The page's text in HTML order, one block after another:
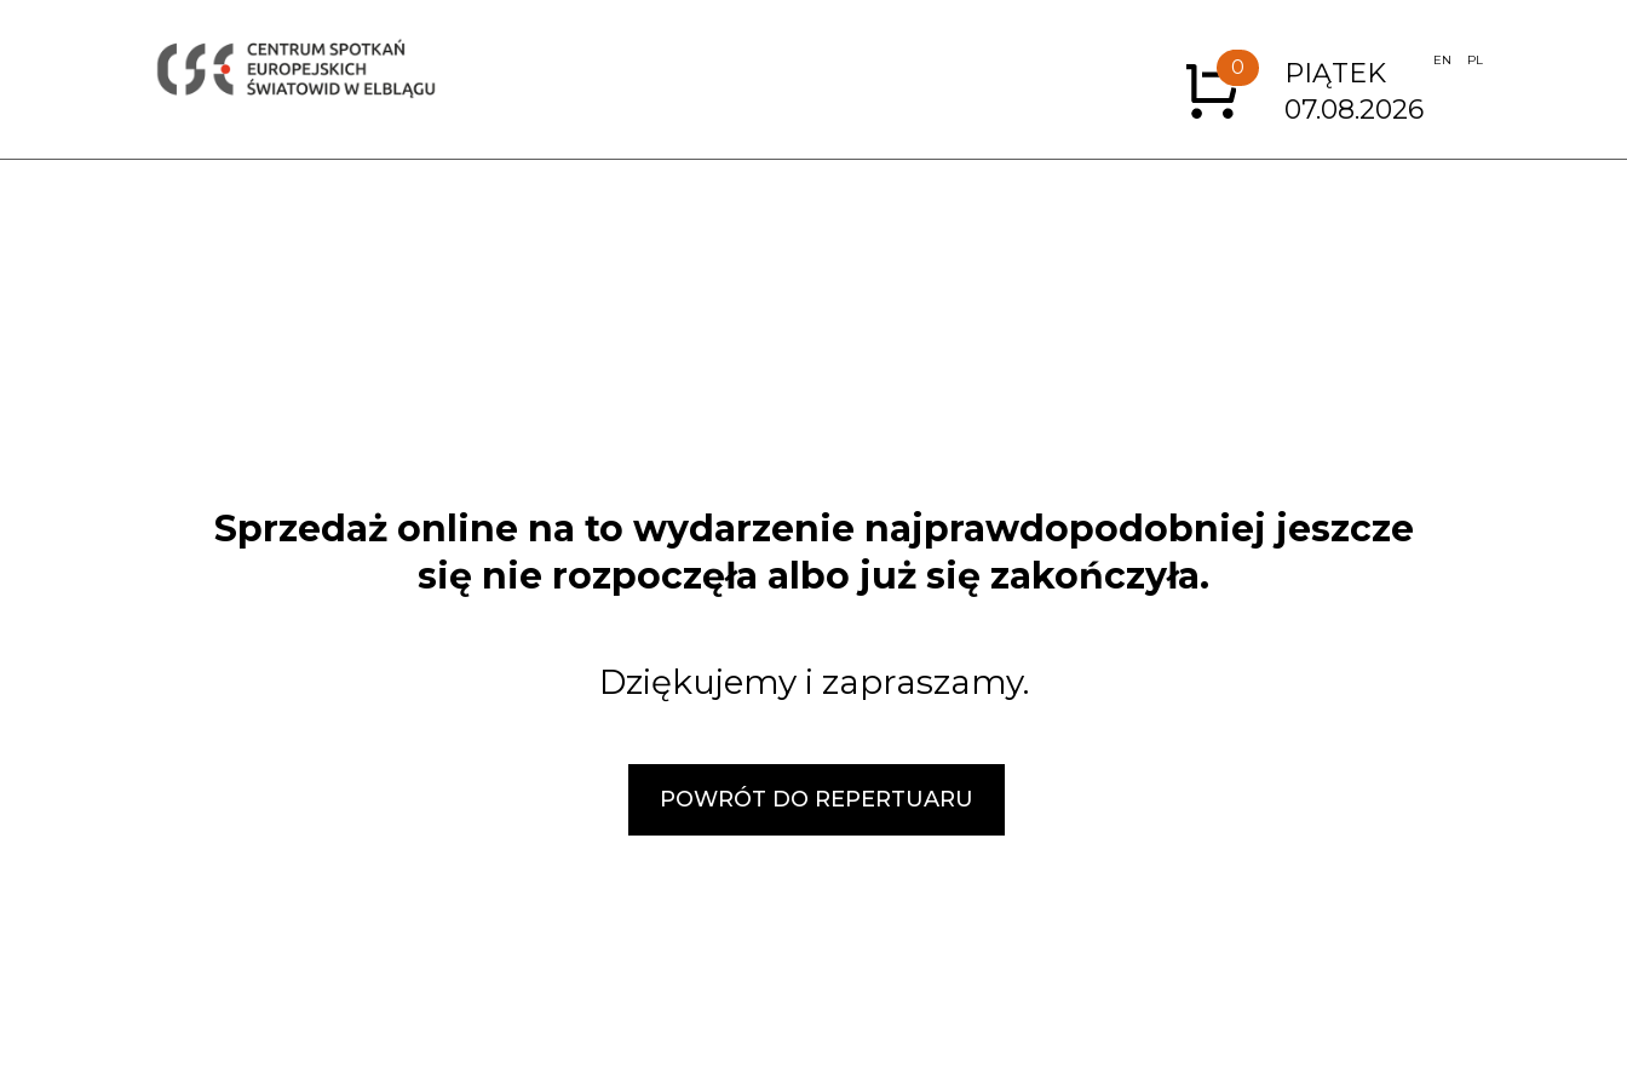
PL
EN
0
PIĄTEK
07.08.2026
Sprzedaż online na to wydarzenie najprawdopodobniej jeszcze
się nie rozpoczęła albo już się zakończyła.
Dziękujemy i zapraszamy.
POWRÓT DO REPERTUARU